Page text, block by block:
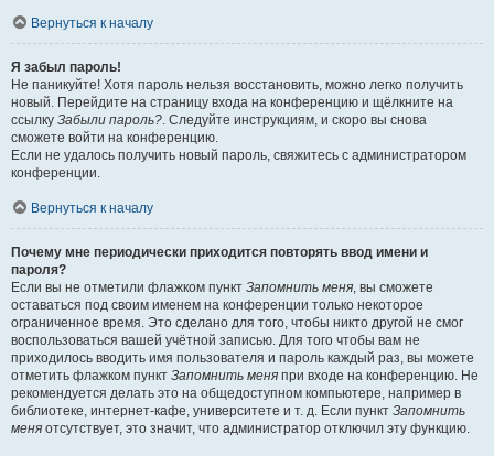
Вернуться к началу
Я забыл пароль!
Не паникуйте! Хотя пароль нельзя восстановить, можно легко получить
новый. Перейдите на страницу входа на конференцию и щёлкните на
ссылку Забыли пароль? . Следуйте инструкциям, и скоро вы снова
сможете войти на конференцию.
Если не удалось получить новый пароль, свяжитесь с администратором
конференции.
Вернуться к началу
Почему мне периодически приходится повторять ввод имени и
пароля?
Если вы не отметили флажком пункт Запомнить меня , вы сможете
оставаться под своим именем на конференции только некоторое
ограниченное время. Это сделано для того, чтобы никто другой не смог
воспользоваться вашей учётной записью. Для того чтобы вам не
приходилось вводить имя пользователя и пароль каждый раз, вы можете
отметить флажком пункт Запомнить меня при входе на конференцию. Не
рекомендуется делать это на общедоступном компьютере, например в
библиотеке, интернет-кафе, университете и т. д. Если пункт Запомнить
меня отсутствует, это значит, что администратор отключил эту функцию.